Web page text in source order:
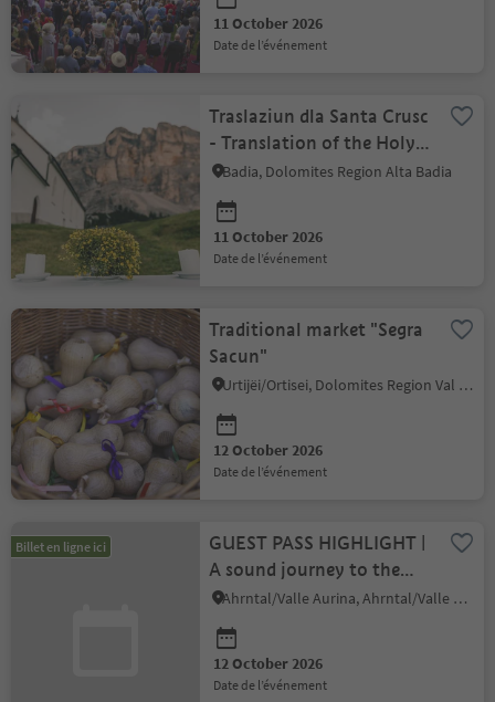
11 October 2026
date de l’événement
Traslaziun dla Santa Crusc
- Translation of the Holy
Cross
Badia, Dolomites Region Alta Badia
11 October 2026
date de l’événement
Traditional market "Segra
Sacun"
Urtijëi/Ortisei, Dolomites Region Val Gardena
12 October 2026
date de l’événement
Billet en ligne ici
GUEST PASS HIGHLIGHT |
A sound journey to the
inside
Ahrntal/Valle Aurina, Ahrntal/Valle Aurina
12 October 2026
date de l’événement